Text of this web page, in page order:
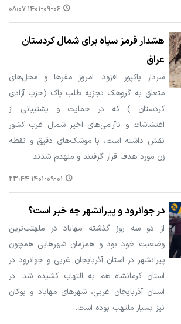
۱۴۰۱-۰۹-۰۶ ۰۸:۰۷
هشدار قرمز سپاه برای شمال کردستان
عراق
سردار پاکپور افزود: امروز مقرها و محل‌های
متعلق به گروهک تجزیه طلب پاک (حزب آزادی
کردستان ) که در حمایت و پشتیبانی از
اغتشاشات و ناآرامی‌های اخیر شمال غرب کشور
نقش داشته است، با موشک‌های دقیق و نقطه
زن مورد هدف قرار گرفتند و منهدم شدند.
۱۴۰۱-۰۹-۰۱ ۲۳:۴۴
در جوانرود و پیرانشهر چه خبر است؟
از دو سه روز گذشته مهاباد در ملهتب‌ترین
وضعیت خود بود و همزمان شهرهایی همچون
پیرانشهر در استان آذربایجان غربی و جوانرود در
استان کرمانشاه هم به التهاب کشیده شد. در
استان آذربایجان غربی، شهرهای مهاباد و بوکان
نیز بسیار ملتهب بوده است.